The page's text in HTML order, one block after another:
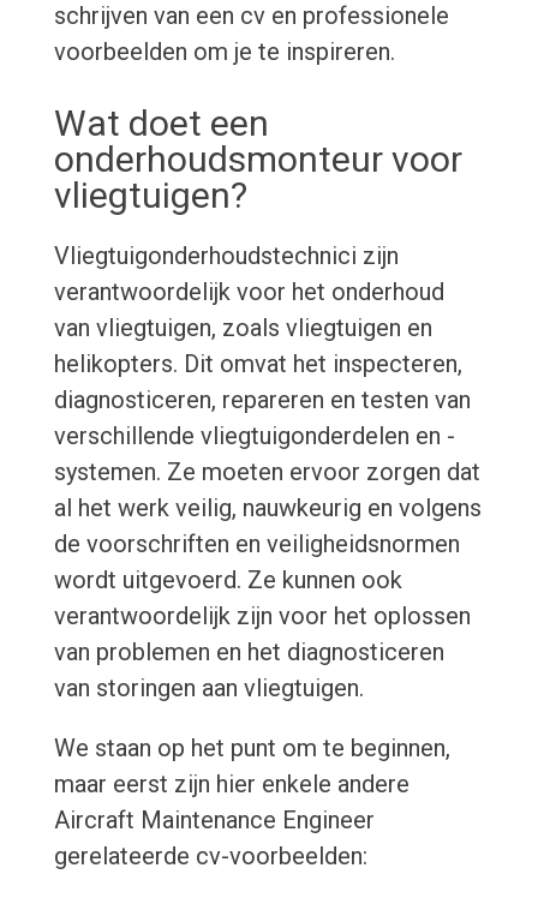
schrijven van een cv en professionele
voorbeelden om je te inspireren.
Wat doet een
onderhoudsmonteur voor
vliegtuigen?
Vliegtuigonderhoudstechnici zijn
verantwoordelijk voor het onderhoud
van vliegtuigen, zoals vliegtuigen en
helikopters. Dit omvat het inspecteren,
diagnosticeren, repareren en testen van
verschillende vliegtuigonderdelen en -
systemen. Ze moeten ervoor zorgen dat
al het werk veilig, nauwkeurig en volgens
de voorschriften en veiligheidsnormen
wordt uitgevoerd. Ze kunnen ook
verantwoordelijk zijn voor het oplossen
van problemen en het diagnosticeren
van storingen aan vliegtuigen.
We staan op het punt om te beginnen,
maar eerst zijn hier enkele andere
Aircraft Maintenance Engineer
gerelateerde cv-voorbeelden: